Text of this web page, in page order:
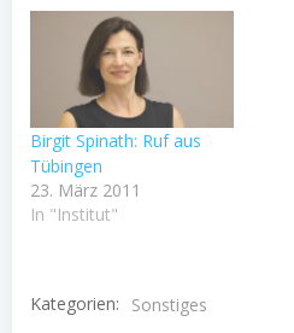
zu machen. Die
Verhandlungen mit dem
Dritten auf dieser Liste,
Prof. Andre Beauducel,
Bundeswehrhochschule
Hamburg, werden nun so
schnell…
Birgit Spinath: Ruf aus
Tübingen
23. März 2011
In "Institut"
Kategorien: Sonstiges